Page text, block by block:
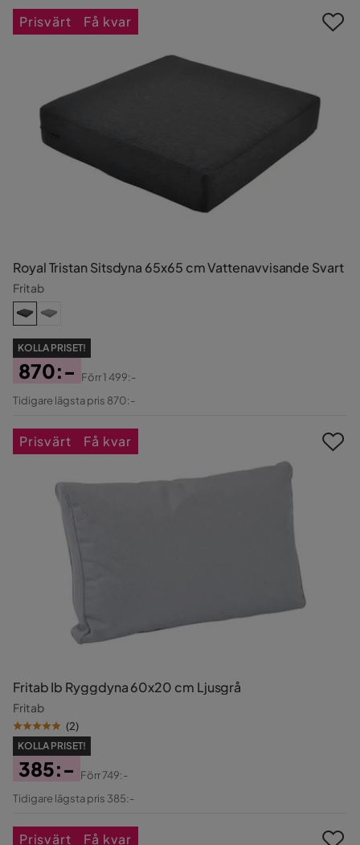
Royal Tristan Sitsdyna 65x65 cm Vattenavvisande Svart
Fritab
KOLLA PRISET!
Pris
870:-
Original
Förr1 499:-
Tidigare lägsta pris 870:-
Prisvärt Få kvar
Fritab Ib Ryggdyna 60x20 cm Ljusgrå
Fritab
(2)
KOLLA PRISET!
Pris
385:-
Original
Förr749:-
Tidigare lägsta pris 385:-
Prisvärt Få kvar
Prisvärt Få kvar